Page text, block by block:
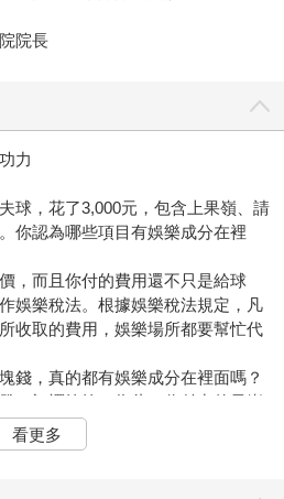
院長
力
球，花了3,000元，包含上果嶺、請
你認為哪些項目有娛樂成分在裡
，而且你付的費用還不只是給球
娛樂稅法。根據娛樂稅法規定，凡
收取的費用，娛樂場所都要幫忙代
錢，真的都有娛樂成分在裡面嗎？
，裙襬搖搖。為此，你付出的果嶺
結束後，你衝進更衣室淋浴盥洗，
刷著每一個毛孔。為此，你付出的
看更多